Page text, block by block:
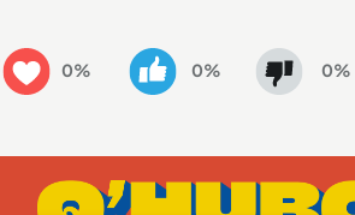
0% 0% 0%